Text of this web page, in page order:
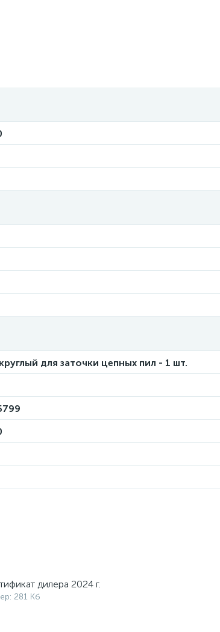
для заточки цепных пил - 1 шт.
дилера 2024 г.
281 Кб